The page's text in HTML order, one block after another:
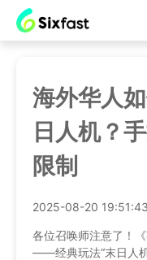
海外华人
日人机？
限制
2025-08-20 19:51:43
各位召唤师注意了！
——经典玩法“末日人